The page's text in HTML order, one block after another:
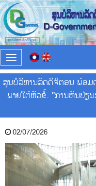
T
o
g
g
l
v
i
g
a
ສູນບໍລິຫານລັດດິຈິຕອນ ພ້ອມ
ພາຍໃຕ້ຫົວຂໍ້: "ການຫັນປ່ຽ
02/07/2026